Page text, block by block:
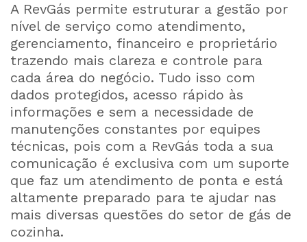
A RevGás permite estruturar a gestão por
nível de serviço como atendimento,
gerenciamento, financeiro e proprietário
trazendo mais clareza e controle para
cada área do negócio. Tudo isso com
dados protegidos, acesso rápido às
informações e sem a necessidade de
manutenções constantes por equipes
técnicas, pois com a RevGás toda a sua
comunicação é exclusiva com um suporte
que faz um atendimento de ponta e está
altamente preparado para te ajudar nas
mais diversas questões do setor de gás de
cozinha.